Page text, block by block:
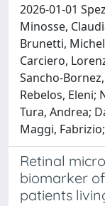
2026-01-01
Minosse,
Brunetti,
Carciero,
Sancho-
Rebelos, Eleni;
Tura, Andrea;
Maggi,
Retinal
biomarker
patients